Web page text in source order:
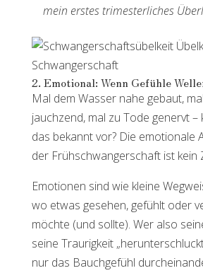
mein erstes trimesterliches
2. Emotional: Wenn Gefühle
Mal dem Wasser nahe gebaut,
jauchzend, mal zu Tode genervt –
das bekannt vor? Die emotionale
der Frühschwangerschaft ist kein
Emotionen sind wie kleine
wo etwas gesehen, gefühlt oder
möchte (und sollte). Wer also
seine Traurigkeit
nur das Bauchgefühl